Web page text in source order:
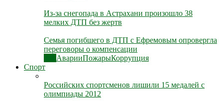
Из-за снегопада в Астрахани произошло 38
мелких ДТП без жертв
Семья погибшего в ДТП с Ефремовым опровергла
переговоры о компенсации
АварииПожарыКоррупция
Спорт
Российских спортсменов лишили 15 медалей с
олимпиады 2012